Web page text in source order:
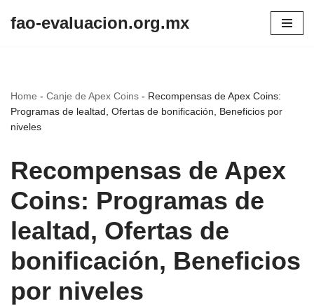
fao-evaluacion.org.mx
Home - Canje de Apex Coins - Recompensas de Apex Coins:
Programas de lealtad, Ofertas de bonificación, Beneficios por
niveles
Recompensas de Apex
Coins: Programas de
lealtad, Ofertas de
bonificación, Beneficios
por niveles